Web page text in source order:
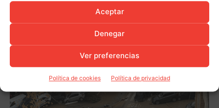
Aceptar
Denegar
Ver preferencias
Política de cookies Política de privacidad